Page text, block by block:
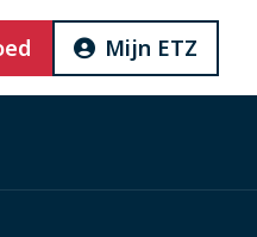
Mijn ETZ